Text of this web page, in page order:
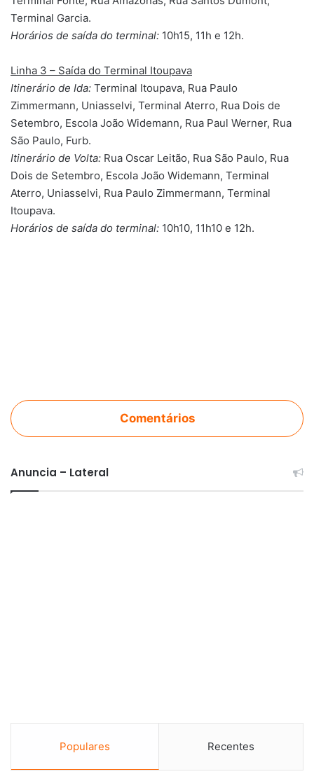
Terminal Garcia.
Horários de saída do terminal: 10h15, 11h e 12h.
Linha 3 – Saída do Terminal Itoupava
Itinerário de Ida: Terminal Itoupava, Rua Paulo
Zimmermann, Uniasselvi, Terminal Aterro, Rua Dois de
Setembro, Escola João Widemann, Rua Paul Werner, Rua
São Paulo, Furb.
Itinerário de Volta: Rua Oscar Leitão, Rua São Paulo, Rua
Dois de Setembro, Escola João Widemann, Terminal
Aterro, Uniasselvi, Rua Paulo Zimmermann, Terminal
Itoupava.
Horários de saída do terminal: 10h10, 11h10 e 12h.
Comentários
Anuncia – Lateral
Populares Recentes